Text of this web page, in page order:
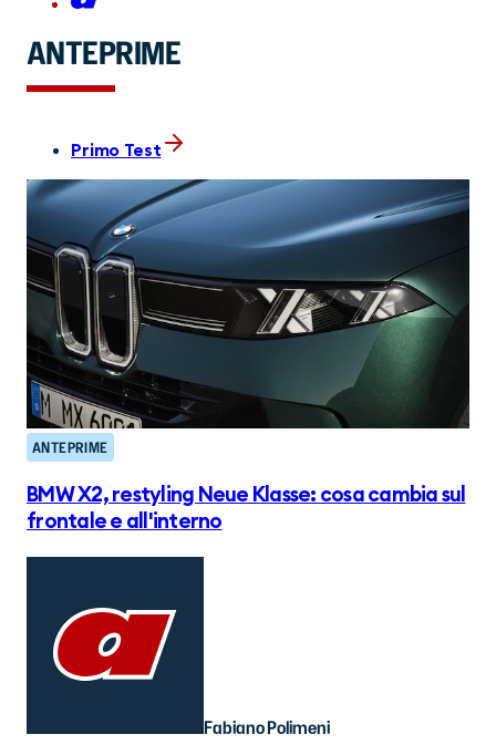
ANTEPRIME
Primo Test
ANTEPRIME
BMW X2, restyling Neue Klasse: cosa cambia sul
frontale e all'interno
Fabiano Polimeni